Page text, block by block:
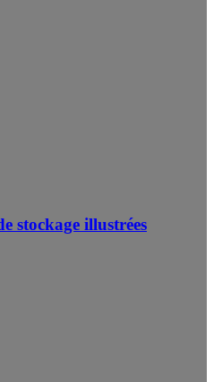
stockage illustrées